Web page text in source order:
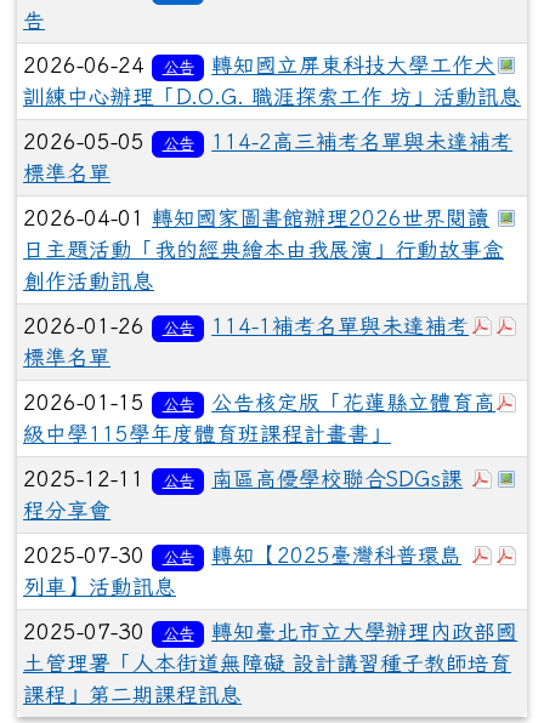
告
2026-06-24 公告
轉知國立屏東科技大學工作犬
訓練中心辦理「D.O.G. 職涯探索工作 坊」活動訊息
2026-05-05 公告
114-2高三補考名單與未達補考
標準名單
2026-04-01 轉知國家圖書館辦理2026世界閱讀
日主題活動「我的經典繪本由我展演」行動故事盒
創作活動訊息
於
2026-01-26 公告
114-1補考名單與未達補考
標準名單
2026-01-15 公告
公告核定版「花蓮縣立體育高
級中學115學年度體育班課程計畫書」
於
2025-12-11 公告
南區高優學校聯合SDGs課
程分享會
於
2025-07-30 公告
轉知【2025臺灣科普環島
列車】活動訊息
2025-07-30 公告
轉知臺北市立大學辦理內政部國
土管理署「人本街道無障礙 設計講習種子教師培育
課程」第二期課程訊息